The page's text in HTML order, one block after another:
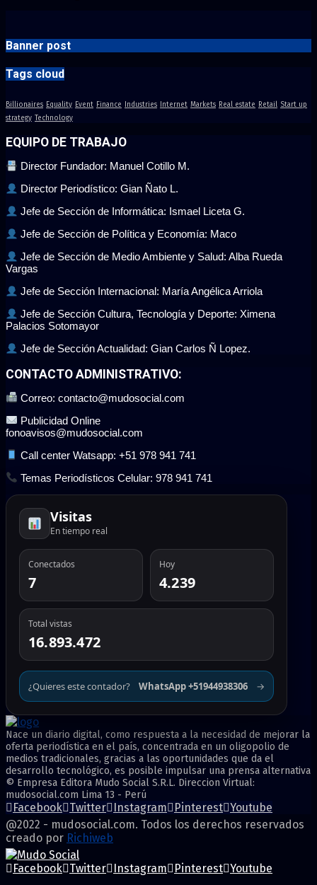
Banner post
Tags cloud
Billionaires Equality Event Finance Industries Internet Markets Real estate Retail Start up
strategy Technology
EQUIPO DE TRABAJO
Director Fundador: Manuel Cotillo M.
Director Periodístico: Gian Ñato L.
Jefe de Sección de Informática: Ismael Liceta G.
Jefe de Sección de Política y Economía: Maco
Jefe de Sección de Medio Ambiente y Salud: Alba Rueda
Vargas
Jefe de Sección Internacional: María Angélica Arriola
Jefe de Sección Cultura, Tecnología y Deporte: Ximena
Palacios Sotomayor
Jefe de Sección Actualidad: Gian Carlos Ñ Lopez.
CONTACTO ADMINISTRATIVO:
Correo: contacto@mudosocial.com
Publicidad Online
fonoavisos@mudosocial.com
Call center Watsapp: +51 978 941 741
Temas Periodísticos Celular: 978 941 741
Visitas
En tiempo real
Conectados
7
Hoy
4.239
Total vistas
16.893.472
¿Quieres este contador? WhatsApp +51944938306 →
Nace un diario digital, como respuesta a la necesidad de mejorar la
oferta periodística en el país, concentrada en un oligopolio de
medios tradicionales, gracias a las oportunidades que da el
desarrollo tecnológico, es posible impulsar una prensa alternativa
© Empresa Editora Mudo Social S.R.L. Direccion Virtual:
mudosocial.com Lima 13 - Perú
Facebook Twitter Instagram Pinterest Youtube
@2022 - mudosocial.com. Todos los derechos reservados
creado por Richiweb
Facebook Twitter Instagram Pinterest Youtube